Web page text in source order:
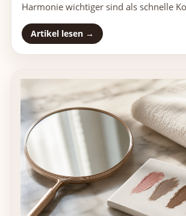
Harmonie wichtiger sind als schnelle
Artikel lesen →